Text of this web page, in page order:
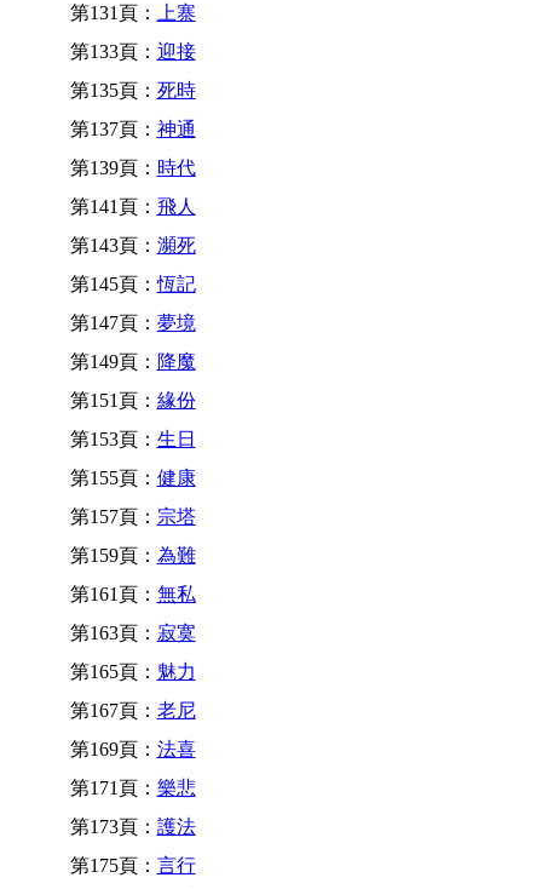
第131頁：
上寨
第133頁： 迎接
第135頁： 死時
第137頁： 神通
第139頁： 時代
第141頁： 飛人
第143頁： 瀕死
第145頁：恆記
第147頁： 夢境
第149頁： 降魔
第151頁： 緣份
第153頁： 生日
第155頁： 健康
第157頁： 宗塔
第159頁： 為難
第161頁： 無私
第163頁： 寂寞
第165頁： 魅力
第167頁： 老尼
第169頁： 法喜
第171頁： 樂悲
第173頁： 護法
第175頁： 言行